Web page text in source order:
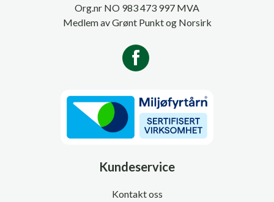
Org.nr NO 983 473 997 MVA
Medlem av Grønt Punkt og Norsirk
Kundeservice
Kontakt oss